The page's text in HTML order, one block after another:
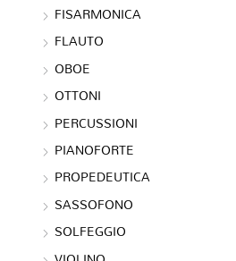
FISARMONICA
FLAUTO
OBOE
OTTONI
PERCUSSIONI
PIANOFORTE
PROPEDEUTICA
SASSOFONO
SOLFEGGIO